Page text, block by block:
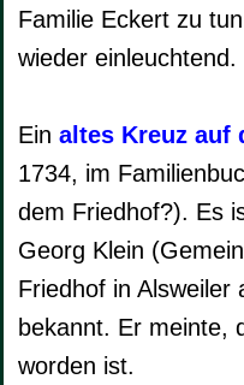
Familie Eckert zu
wieder einleuchtend.
Ein altes Kreuz auf
1734, im
dem Friedhof?). Es
Georg Klein
Friedhof in Alsweiler
bekannt. Er meinte,
worden ist.